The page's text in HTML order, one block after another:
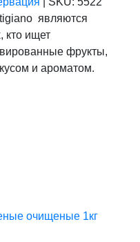
являются
кто ищет
фрукты,
и ароматом.
очищеные 1кг